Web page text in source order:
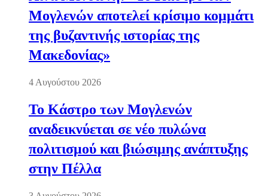
Μογλενών αποτελεί κρίσιμο κομμάτι
της βυζαντινής ιστορίας της
Μακεδονίας»
4 Αυγούστου 2026
Το Κάστρο των Μογλενών
αναδεικνύεται σε νέο πυλώνα
πολιτισμού και βιώσιμης ανάπτυξης
στην Πέλλα